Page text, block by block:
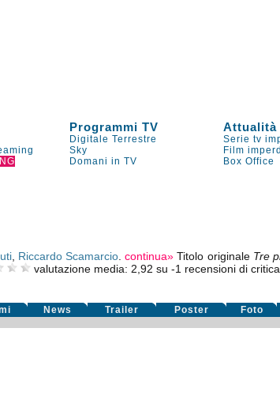
Programmi TV Attualità
Digitale Terrestre Serie tv
Sky Film
Domani in TV Box Office
, Riccardo Scamarcio.continua» Titolo originale Tre
valutazione media: 2,92 su -1 recensioni di
News Trailer Poster Foto